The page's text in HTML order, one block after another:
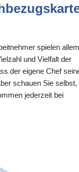
spielen allem
und Vielfalt der
der eigene Chef
schauen Sie selbst,
jederzeit bei